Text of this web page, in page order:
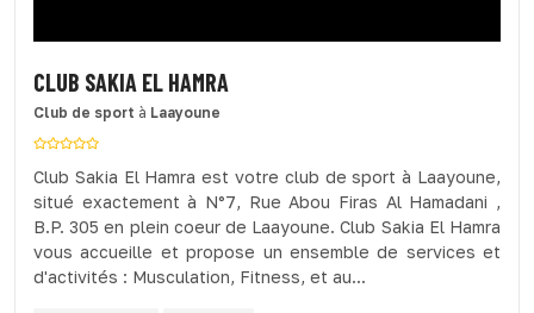
CLUB SAKIA EL HAMRA
Club de sport à Laayoune
Club Sakia El Hamra est votre club de sport à Laayoune,
situé exactement à N°7, Rue Abou Firas Al Hamadani ,
B.P. 305 en plein coeur de Laayoune. Club Sakia El Hamra
vous accueille et propose un ensemble de services et
d'activités : Musculation, Fitness, et au...